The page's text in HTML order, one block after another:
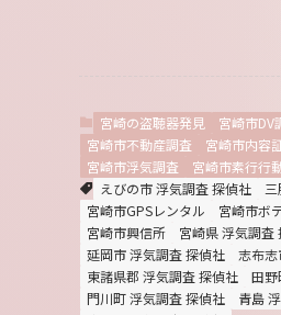
宮崎の盗聴器発見 宮崎市DV
宮崎市不動産調査
宮崎市内容
宮崎市浮気調査
宮崎市素行行
えびの市 浮気調査 探偵社
宮崎市GPSレンタル
宮崎市ボ
宮崎市興信所
宮崎県 浮気調査
延岡市 浮気調査 探偵社
志布
東諸県郡 浮気調査 探偵社
田野
門川町 浮気調査 探偵社
青島